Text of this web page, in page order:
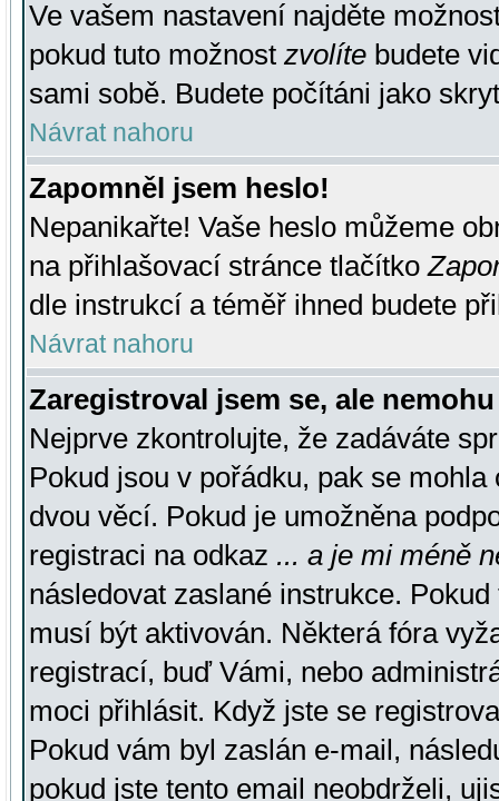
Ve vašem nastavení najděte
pokud tuto možnost zvolíte budete
sami sobě. Budete počítáni jako
Návrat nahoru
Zapomněl jsem heslo!
Nepanikařte! Vaše heslo můžeme
na přihlašovací stránce tlačítko
dle instrukcí a téměř ihned budete
Návrat nahoru
Zaregistroval jsem se, ale
Nejprve zkontrolujte, že zadáváte
Pokud jsou v pořádku, pak se
dvou věcí. Pokud je umožněna
registraci na odkaz ... a je mi méně
následovat zaslané instrukce.
musí být aktivován. Některá fóra
registrací, buď Vámi, nebo
moci přihlásit. Když jste se
Pokud vám byl zaslán e-mail,
pokud jste tento email neobdrželi,